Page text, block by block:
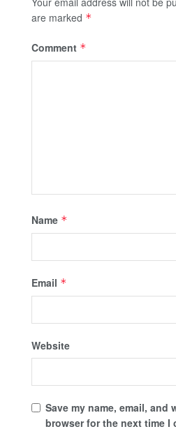
are marked *
Comment *
Name *
Email *
Website
Save my name, email, and
browser for the next time I